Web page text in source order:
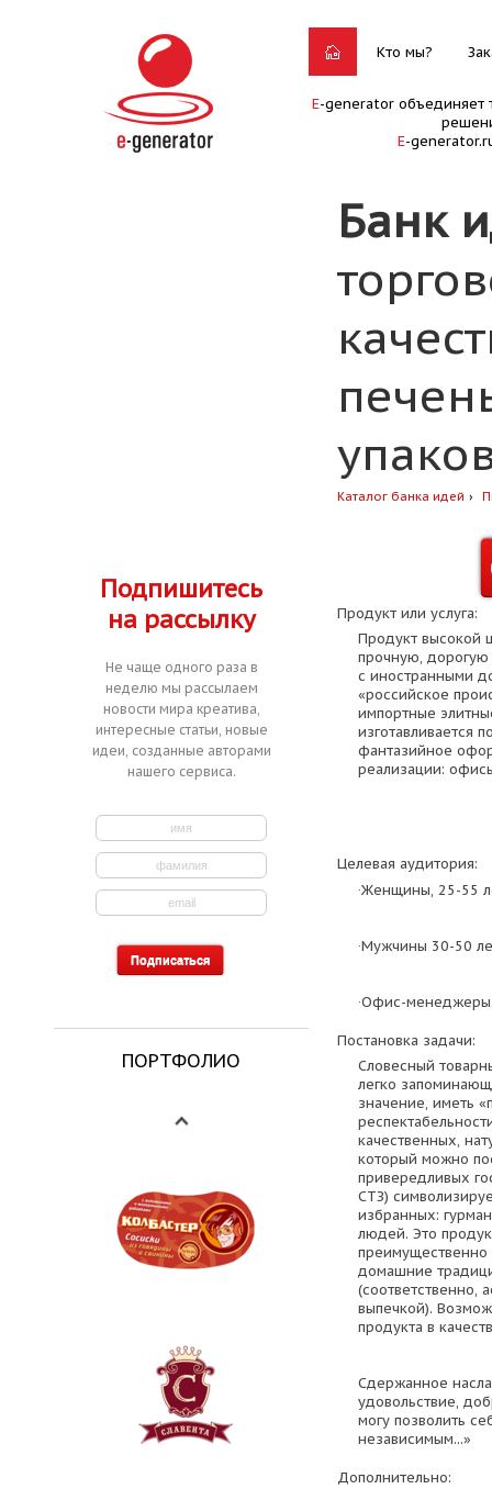
Кто мы?
E-generator объединяет
E-
Банк
Каталог банка идей
Подпишитесь
на рассылку
Не чаще одного раза в
неделю мы рассылаем
новости мира креатива,
интересные статьи, новые
идеи, созданные авторами
нашего сервиса.
ПОРТФОЛИО
Продукт или услуга:
Продукт высокой
прочную, дорогую
с иностранными
«российское
импортные
изготавливается
фантазийное
реализации:
Целевая аудитория:
·Женщины, 25-55
·Мужчины 30-50
·Офис-
Постановка задачи:
Словесный
легко
значение, иметь
качественных,
который можно
привередливых
СТЗ)
избранных:
людей. Это
домашние
(соответственно,
выпечкой).
продукта в
Сдержанное
удовольствие,
могу позволить
независимым...»
Дополнительно: